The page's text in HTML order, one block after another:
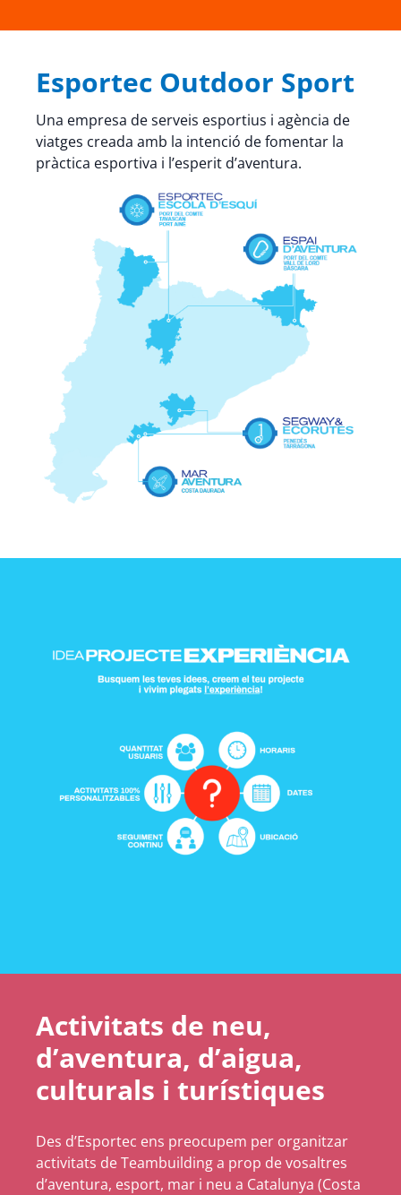
Esportec Outdoor Sport
Una empresa de serveis esportius i agència de
viatges creada amb la intenció de fomentar la
pràctica esportiva i l’esperit d’aventura.
Activitats de neu,
d’aventura, d’aigua,
culturals i turístiques
Des d’Esportec ens preocupem per organitzar
activitats de Teambuilding a prop de vosaltres
d’aventura, esport, mar i neu a Catalunya (Costa